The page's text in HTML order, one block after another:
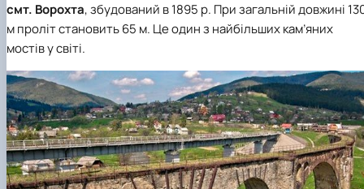
смт. Ворохта, збудований в 1895 р. При загальній довжині
м проліт становить 65 м. Це один з найбільших кам’яних
мостів у світі.